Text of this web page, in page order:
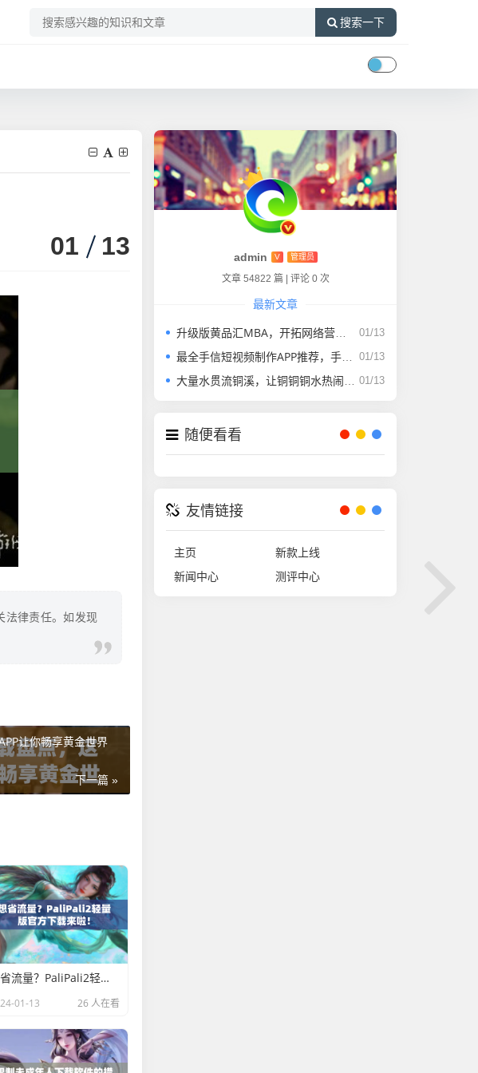
搜索一下
01 13
法律责任。如发现
让你畅享黄金世界
下一篇 »
想省流量？PaliPali2轻量版官方下载来啦！
01-13 26 人在看
admin V 管理员
文章 54822 篇 评论 0 次
最新文章
01/13
升级版黄品汇MBA，开拓网络营销新思路
01/13
最全手信短视频制作APP推荐，手机版下载来自各类特色平台！
01/13
大量水贯流铜溪，让铜铜铜水热闹了起来
随便看看
友情链接
主页
新款上线
新闻中心
测评中心